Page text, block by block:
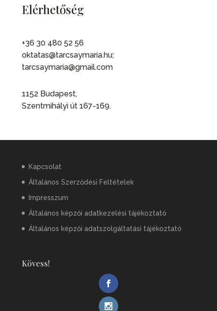
Elérhetőség
+36 30 480 52 56
oktatas@tarcsaymaria.hu;
tarcsaymaria@gmail.com
1152 Budapest,
Szentmihályi út 167-169.
Kapcsolat
Általános Szerződési Feltételek
Impresszum
Általános képzői adatkezelési tájékoztató
Általános képzői adatszolgáltatási tájékoztató
Kövess!